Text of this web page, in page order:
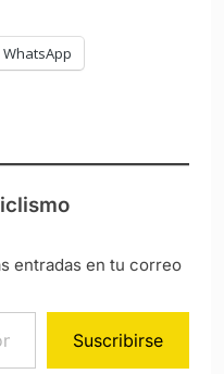
WhatsApp
entradas en tu correo
Suscribirse